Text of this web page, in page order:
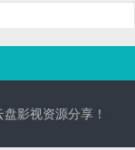
影视资源分享！